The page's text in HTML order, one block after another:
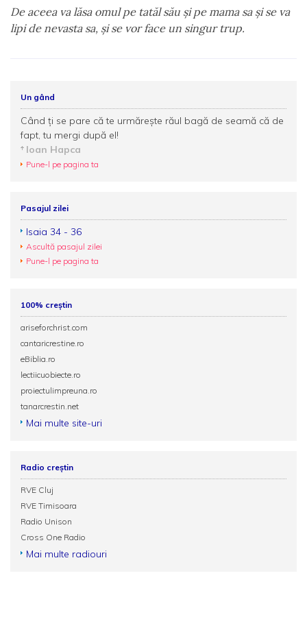
De aceea va lăsa omul pe tatăl său şi pe mama sa şi se va
lipi de nevasta sa, şi se vor face un singur trup.
Un gând
Când ți se pare că te urmărește răul bagă de seamă că de
fapt, tu mergi după el!
Ioan Hapca
Pune-l pe pagina ta
Pasajul zilei
Isaia 34 - 36
Ascultă pasajul zilei
Pune-l pe pagina ta
100% creștin
ariseforchrist.com
cantaricrestine.ro
eBiblia.ro
lectiicuobiecte.ro
proiectulimpreuna.ro
tanarcrestin.net
Mai multe site-uri
Radio creștin
RVE Cluj
RVE Timisoara
Radio Unison
Cross One Radio
Mai multe radiouri